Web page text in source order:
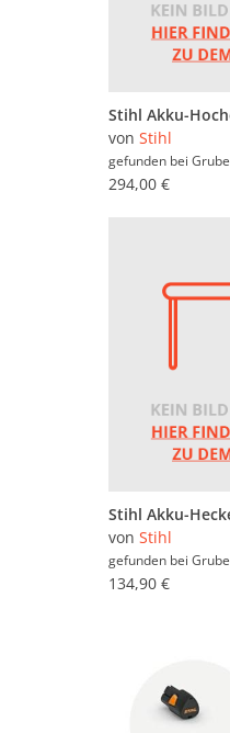
von Stihl
gefunden bei Grube
294,00 €
von Stihl
gefunden bei Grube
134,90 €